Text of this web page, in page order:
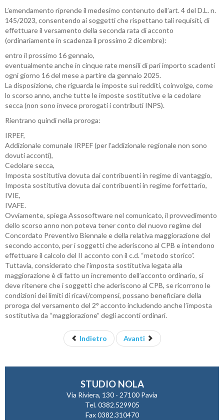
L’emendamento riprende il medesimo contenuto dell’art. 4 del D.L. n.
145/2023, consentendo ai soggetti che rispettano tali requisiti, di
effettuare il versamento della seconda rata di acconto
(ordinariamente in scadenza il prossimo 2 dicembre):
entro il prossimo 16 gennaio,
eventualmente anche in cinque rate mensili di pari importo scadenti
ogni giorno 16 del mese a partire da gennaio 2025.
La disposizione, che riguarda le imposte sui redditi, coinvolge, come
lo scorso anno, anche tutte le imposte sostitutive e la cedolare
secca (non sono invece prorogati i contributi INPS).
Rientrano quindi nella proroga:
IRPEF,
Addizionale comunale IRPEF (per l’addizionale regionale non sono
dovuti acconti),
Cedolare secca,
Imposta sostitutiva dovuta dai contribuenti in regime di vantaggio,
Imposta sostitutiva dovuta dai contribuenti in regime forfettario,
IVIE,
IVAFE.
Ovviamente, spiega Assosoftware nel comunicato, il provvedimento
dello scorso anno non poteva tener conto del nuovo regime del
Concordato Preventivo Biennale e della relativa maggiorazione del
secondo acconto, per i soggetti che aderiscono al CPB e intendono
effettuare il calcolo del II acconto con il c.d. “metodo storico”.
Tuttavia, considerato che l’imposta sostitutiva legata alla
maggiorazione è di fatto un incremento dell’acconto ordinario, si
deve ritenere che i soggetti che aderiscono al CPB, se ricorrono le
condizioni dei limiti di ricavi/compensi, possano beneficiare della
proroga del versamento del 2° acconto includendo anche l’imposta
sostitutiva da “maggiorazione” degli acconti ordinari.
Indietro Avanti
STUDIO NOLA
Via Riviera, 130 - 27100 Pavia
Tel. 0382.529905
Fax 0382.310470